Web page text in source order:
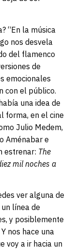
“En la música
nos desvela
del flamenco
de
emocionales
con el público.
una idea de
forma, en el cine
Julio Medem,
Aménabar e
estrenar: The
mil noches a
ver alguna de
línea de
y posiblemente
nos hace una
voy a ir hacia un